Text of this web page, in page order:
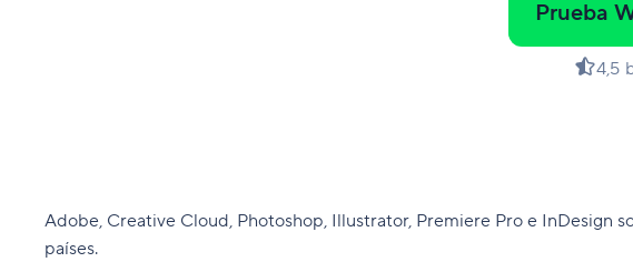
Prueba
4,5
Adobe, Creative Cloud, Photoshop, Illustrator, Premiere Pro e InDesign
países.